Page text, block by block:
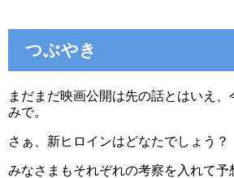
つぶやき
まだまだ映画公開は先の話とはいえ、
みで。
さぁ、新ヒロインはどなたでしょう？
みなさまもそれぞれの考察を入れて予